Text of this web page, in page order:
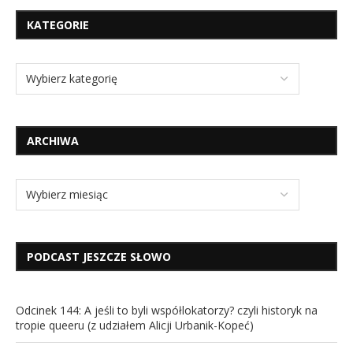
KATEGORIE
ARCHIWA
PODCAST JESZCZE SŁOWO
Odcinek 144: A jeśli to byli współlokatorzy? czyli historyk na
tropie queeru (z udziałem Alicji Urbanik-Kopeć)